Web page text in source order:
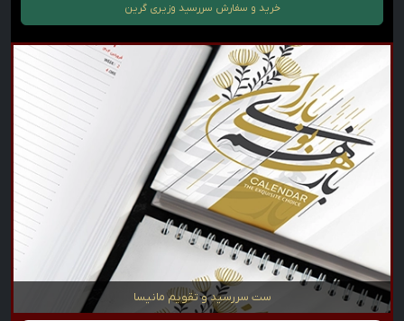
خرید و سفارش سررسید وزیری گرین
ست سررسید و تقویم مانیسا